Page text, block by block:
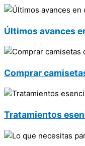
Últimos avances
Comprar
Tratamientos